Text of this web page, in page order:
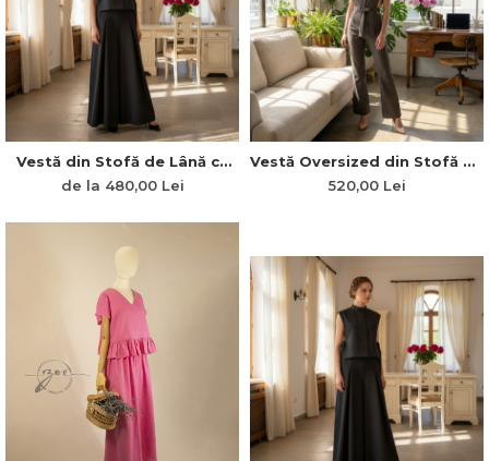
Vestă din Stofă de Lână cu
Colțuri Pătrate, Pană pe Șold
și Cordon Lateral „Armonia
de la 480,00 Lei
Vestă Oversized din Stofă de
Lână cu Cordon în Talie și
Nasturi din Lemn „Liniile
520,00 Lei